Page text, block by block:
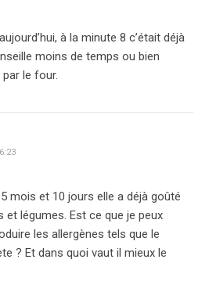
à la minute 8 c’était déjà
moins de temps ou bien
le four.
mois et 10 jours elle a déjà goûté
et légumes. Est ce que je peux
les allergènes tels que le
? Et dans quoi vaut il mieux le